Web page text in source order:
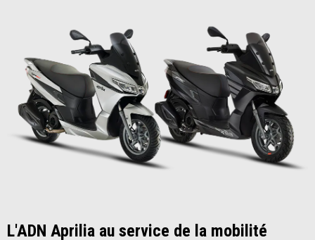
L'ADN Aprilia au service de la mobilité